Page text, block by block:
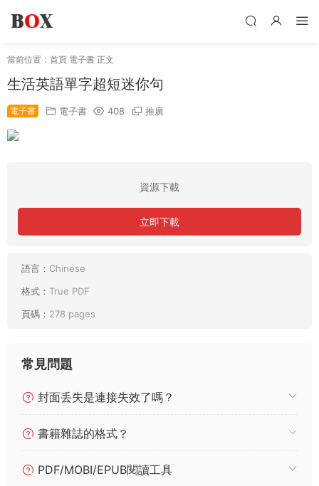
當前位置： 首頁 電子書 正文
生活英語單字超短迷你句
電子書 電子書 408 推廣
資源下載
立即下載
語言： Chinese
格式： True PDF
頁碼： 278 pages
常見問題
封面丢失是連接失效了嗎？
書籍雜誌的格式？
PDF/MOBI/EPUB閱讀工具